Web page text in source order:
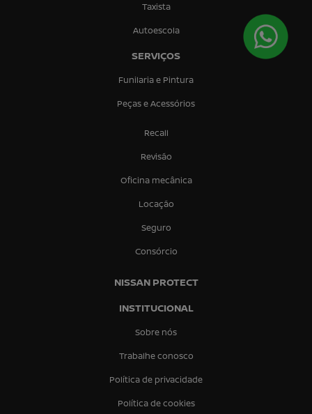
Taxista
Autoescola
SERVIÇOS
Funilaria e Pintura
Peças e Acessórios
Recall
Revisão
Oficina mecânica
Locação
Seguro
Consórcio
NISSAN PROTECT
INSTITUCIONAL
Sobre nós
Trabalhe conosco
Política de privacidade
Política de cookies